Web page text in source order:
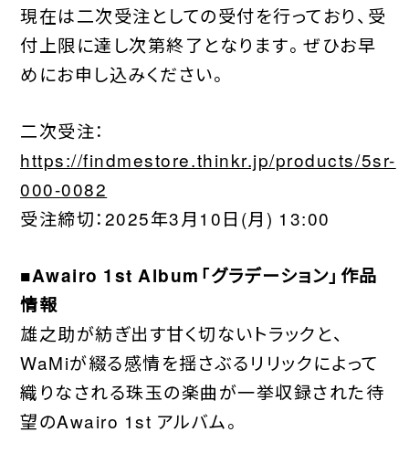
現在は二次受注としての受付を行っており、受
付上限に達し次第終了となります。ぜひお早
めにお申し込みください。
二次受注：
https://findmestore.thinkr.jp/products/5sr-
000-0082
受注締切：2025年3月10日(月) 13:00
■Awairo 1st Album「グラデーション」作品
情報
雄之助が紡ぎ出す甘く切ないトラックと、
WaMiが綴る感情を揺さぶるリリックによって
織りなされる珠玉の楽曲が一挙収録された待
望のAwairo 1st アルバム。